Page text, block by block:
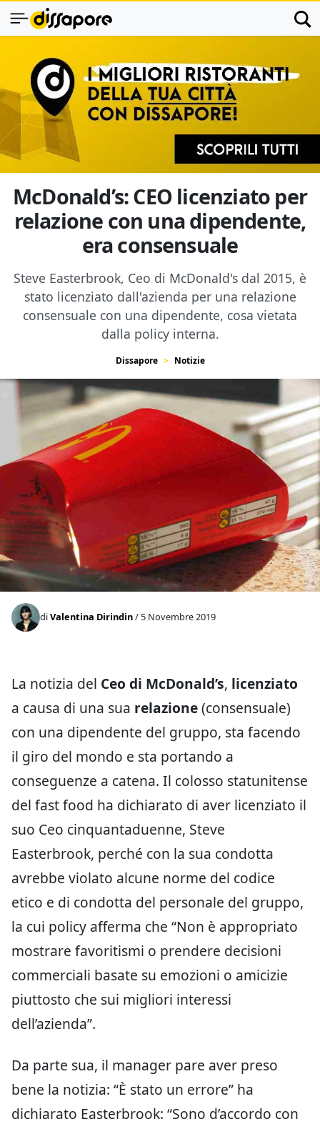
McDonald’s: CEO licenziato per
relazione con una dipendente,
era consensuale
Steve Easterbrook, Ceo di McDonald's dal 2015, è
stato licenziato dall'azienda per una relazione
consensuale con una dipendente, cosa vietata
dalla policy interna.
Dissapore Notizie
diValentina Dirindin/ 5 Novembre 2019
La notizia del Ceo di McDonald’s, licenziato
a causa di una sua relazione(consensuale)
con una dipendente del gruppo, sta facendo
il giro del mondo e sta portando a
conseguenze a catena. Il colosso statunitense
del fast food ha dichiarato di aver licenziato il
suo Ceo cinquantaduenne, Steve
Easterbrook, perché con la sua condotta
avrebbe violato alcune norme del codice
etico e di condotta del personale del gruppo,
la cui policy afferma che “Non è appropriato
mostrare favoritismi o prendere decisioni
commerciali basate su emozioni o amicizie
piuttosto che sui migliori interessi
dell’azienda”.
Da parte sua, il manager pare aver preso
bene la notizia: “È stato un errore” ha
dichiarato Easterbrook: “Sono d’accordo con